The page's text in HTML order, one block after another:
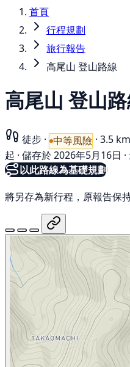
首頁
行程規劃
旅行報告
高尾山 登山路線
高尾山 登山
徒步 · 中等風險 · 3.5 km
起 · 儲存於 2026年5月16日 ·
以此路線為基礎規劃
將另存為新行程，原報告保持